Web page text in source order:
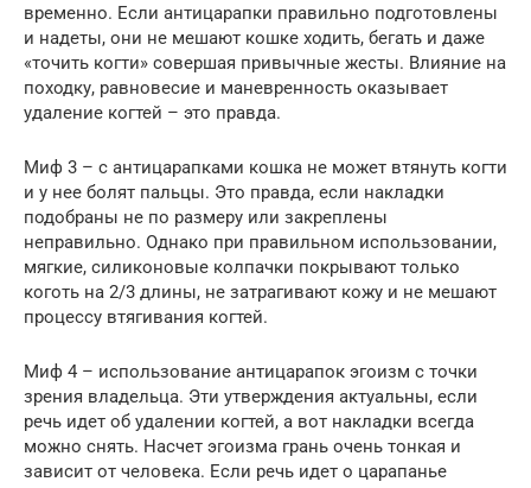
временно. Если антицарапки правильно подготовлены
и надеты, они не мешают кошке ходить, бегать и даже
«точить когти» совершая привычные жесты. Влияние на
походку, равновесие и маневренность оказывает
удаление когтей – это правда.
Миф 3 – с антицарапками кошка не может втянуть когти
и у нее болят пальцы. Это правда, если накладки
подобраны не по размеру или закреплены
неправильно. Однако при правильном использовании,
мягкие, силиконовые колпачки покрывают только
коготь на 2/3 длины, не затрагивают кожу и не мешают
процессу втягивания когтей.
Миф 4 – использование антицарапок эгоизм с точки
зрения владельца. Эти утверждения актуальны, если
речь идет об удалении когтей, а вот накладки всегда
можно снять. Насчет эгоизма грань очень тонкая и
зависит от человека. Если речь идет о царапанье